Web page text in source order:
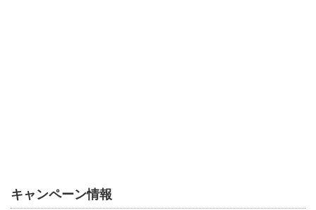
キャンペーン情報